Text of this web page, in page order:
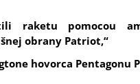
raketu pomocou
obrany Patriot,“
hovorca Pentagonu